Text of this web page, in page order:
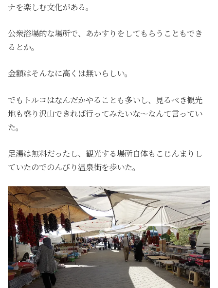
ナを楽しむ文化がある。
公衆浴場的な場所で、あかすりをしてもらうこともでき
るとか。
金額はそんなに高くは無いらしい。
でもトルコはなんだかやることも多いし、見るべき観光
地も盛り沢山できれば行ってみたいな〜なんて言ってい
た。
足湯は無料だったし、観光する場所自体もこじんまりし
ていたのでのんびり温泉街を歩いた。